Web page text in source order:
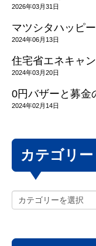
2026年03月31日
マツシタハッピ
2024年06月13日
住宅省エネキャ
2024年03月20日
0円バザーと募金
2024年02月14日
カテゴリー